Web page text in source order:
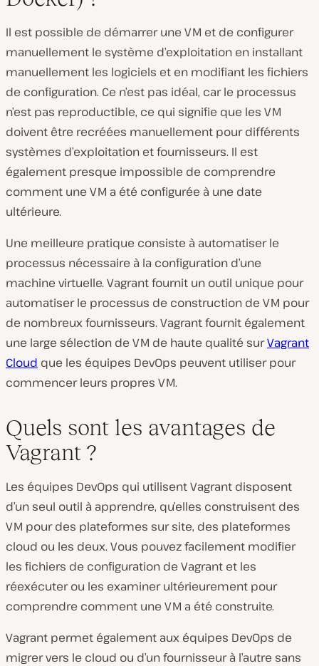
Il est possible de démarrer une VM et de configurer
manuellement le système d’exploitation en installant
manuellement les logiciels et en modifiant les fichiers
de configuration. Ce n’est pas idéal, car le processus
n’est pas reproductible, ce qui signifie que les VM
doivent être recréées manuellement pour différents
systèmes d’exploitation et fournisseurs. Il est
également presque impossible de comprendre
comment une VM a été configurée à une date
ultérieure.
Une meilleure pratique consiste à automatiser le
processus nécessaire à la configuration d’une
machine virtuelle. Vagrant fournit un outil unique pour
automatiser le processus de construction de VM pour
de nombreux fournisseurs. Vagrant fournit également
une large sélection de VM de haute qualité surVagrant
Cloud que les équipes DevOps peuvent utiliser pour
commencer leurs propres VM.
Quels sont les avantages de
Vagrant ?
Les équipes DevOps qui utilisent Vagrant disposent
d’un seul outil à apprendre, qu’elles construisent des
VM pour des plateformes sur site, des plateformes
cloud ou les deux. Vous pouvez facilement modifier
les fichiers de configuration de Vagrant et les
réexécuter ou les examiner ultérieurement pour
comprendre comment une VM a été construite.
Vagrant permet également aux équipes DevOps de
migrer vers le cloud ou d’un fournisseur à l’autre sans